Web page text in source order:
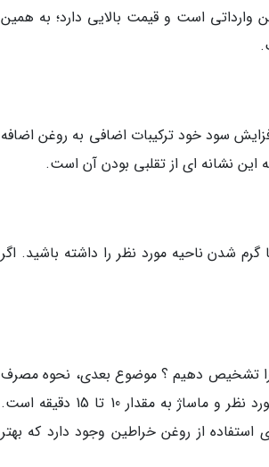
است و قیمت بالایی دارد؛ به همین
سود خود ترکیبات اضافی به روغن اضافه
نشانه ای از تقلبی بودن آن است.
شدن ناحیه مورد نظر را داشته باشید. اگر
تشخیص دهیم ؟ موضوع بعدی، نحوه مصرف
این روغن است. معمول ترین روش استفاده شامل مالیدن روغن روی ناحیه مورد نظر و ماساژ به مقدار 10 تا 15 دقیقه است.
از روغن خراطین وجود دارد که بهتر